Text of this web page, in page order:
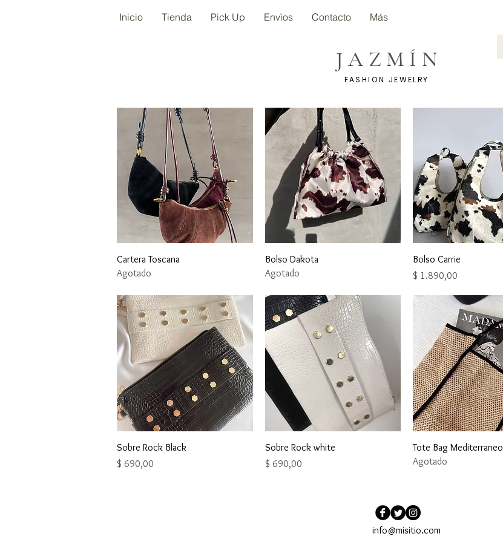
Inicio Tienda Pick Up Envìos Contacto Más
JAZMÍN
FASHION JEWELRY
Vista rápida
Cartera Toscana
Agotado
Vista rápida
Bolso Dakota
Agotado
Vista rápida
Bolso Carrie
Precio
$ 1.890,00
Vista rápida
Sobre Rock Black
Precio
$ 690,00
Vista rápida
Sobre Rock white
Precio
$ 690,00
Vista rápida
Tote Bag Mediterraneo
Agotado
info@misitio.com